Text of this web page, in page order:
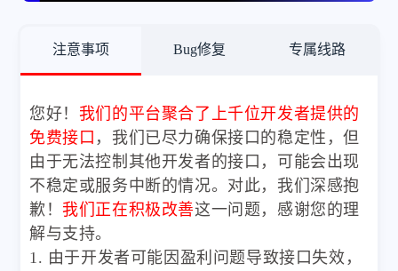
注意事项 Bug修复 专属线路
您好！ 我们的平台聚合了上千位开发者提供的
免费接口 ，我们已尽力确保接口的稳定性，但
由于无法控制其他开发者的接口，可能会出现
不稳定或服务中断的情况。对此，我们深感抱
歉！ 我们正在积极改善这一问题，感谢您的理
解与支持。
1. 由于开发者可能因盈利问题导致接口失效，